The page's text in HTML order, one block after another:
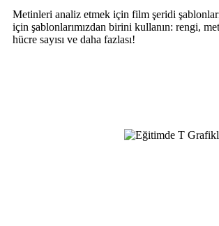
Metinleri analiz etmek için film şeridi
için şablonlarımızdan birini kullanın: rengi,
hücre sayısı ve daha fazlası!